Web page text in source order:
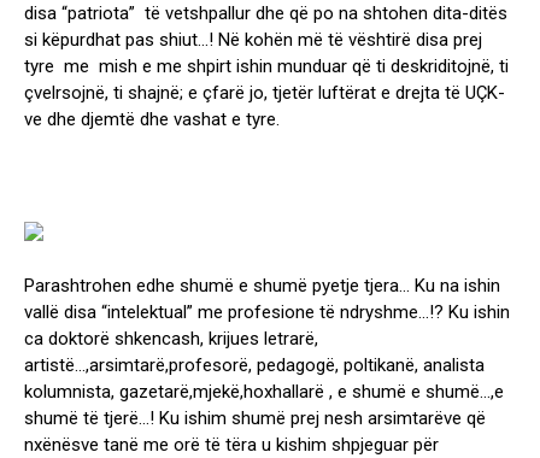
disa “patriota” të vetshpallur dhe që po na shtohen dita-ditës
si këpurdhat pas shiut…! Në kohën më të vështirë disa prej
tyre me mish e me shpirt ishin munduar që ti deskriditojnë, ti
çvelrsojnë, ti shajnë; e çfarë jo, tjetër luftërat e drejta të UÇK-
ve dhe djemtë dhe vashat e tyre.
Parashtrohen edhe shumë e shumë pyetje tjera… Ku na ishin
vallë disa “intelektual” me profesione të ndryshme…!? Ku ishin
ca doktorë shkencash, krijues letrarë,
artistë…,arsimtarë,profesorë, pedagogë, poltikanë, analista
kolumnista, gazetarë,mjekë,hoxhallarë , e shumë e shumë…,e
shumë të tjerë…! Ku ishim shumë prej nesh arsimtarëve që
nxënësve tanë me orë të tëra u kishim shpjeguar për